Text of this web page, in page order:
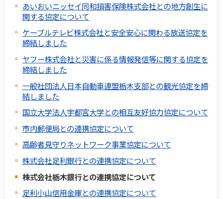
あいおいニッセイ同和損害保険株式会社との地方創生に
関する協定について
ケーブルテレビ株式会社と安全安心に関わる放送協定を
締結しました
ヤフー株式会社と災害に係る情報発信等に関する協定を
締結しました
一般社団法人日本自動車連盟栃木支部との観光協定を締
結しました
国立大学法人宇都宮大学との相互友好協力協定について
市内郵便局との連携協定について
高齢者見守りネットワーク事業協定について
株式会社足利銀行との連携協定について
株式会社栃木銀行との連携協定について
足利小山信用金庫との連携協定について